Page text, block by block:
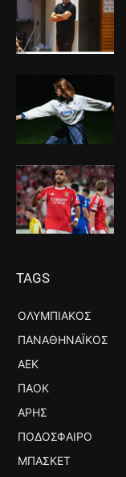
TAGS
ΟΛΥΜΠΙΑΚΌΣ
ΠΑΝΑΘΗΝΑΪΚΌΣ
ΑΕΚ
ΠΑΟΚ
ΆΡΗΣ
ΠΟΔΌΣΦΑΙΡΟ
ΜΠΆΣΚΕΤ